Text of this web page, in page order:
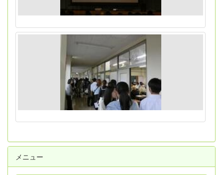
メニュー